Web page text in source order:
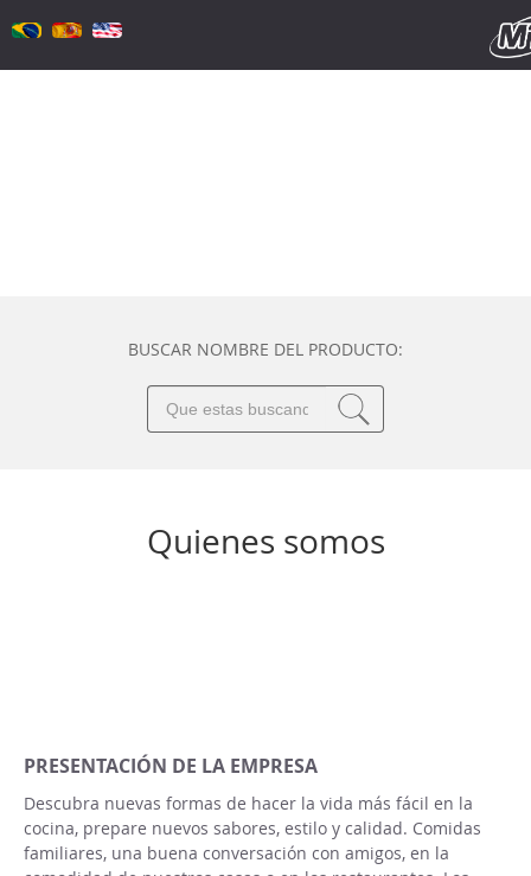
BUSCAR NOMBRE DEL PRODUCTO:
Quienes somos
PRESENTACIÓN DE LA EMPRESA
Descubra nuevas formas de hacer la vida más fácil en la
cocina, prepare nuevos sabores, estilo y calidad. Comidas
familiares, una buena conversación con amigos, en la